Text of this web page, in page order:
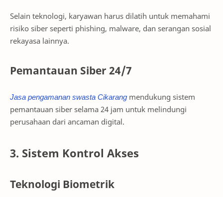
Selain teknologi, karyawan harus dilatih untuk memahami
risiko siber seperti phishing, malware, dan serangan sosial
rekayasa lainnya.
Pemantauan Siber 24/7
Jasa pengamanan swasta Cikarang mendukung sistem
pemantauan siber selama 24 jam untuk melindungi
perusahaan dari ancaman digital.
3. Sistem Kontrol Akses
Teknologi Biometrik